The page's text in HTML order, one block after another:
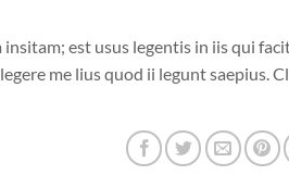
est usus legentis in iis qui
me lius quod ii legunt saepius.